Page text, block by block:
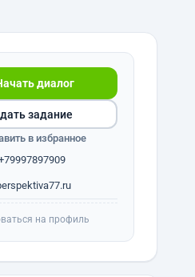
диалог
задание
в избранное
на профиль